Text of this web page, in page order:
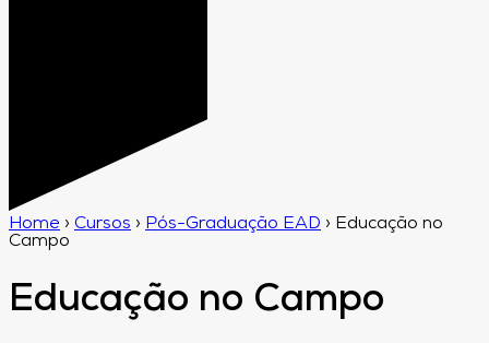
Home › Cursos › Pós-Graduação EAD › Educação no
Campo
Educação no Campo